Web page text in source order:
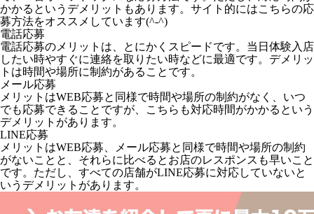
かかるというデメリットもあります。サイト的にはこちらの応
募方法をオススメしています(^-^)
電話応募
電話応募のメリットは、とにかくスピードです。当日体験入店
したい時やすぐに連絡を取りたい時などに最適です。デメリッ
トは時間や場所に制約があることです。
メール応募
メリットはWEB応募と同様で時間や場所の制約がなく、いつ
でも応募できることですが、こちらも対応時間がかかるという
デメリットがあります。
LINE応募
メリットはWEB応募、メール応募と同様で時間や場所の制約
がないことと、それらに比べるとお店のレスポンスも早いこと
です。ただし、すべての店舗がLINE応募に対応していないと
いうデメリットがあります。